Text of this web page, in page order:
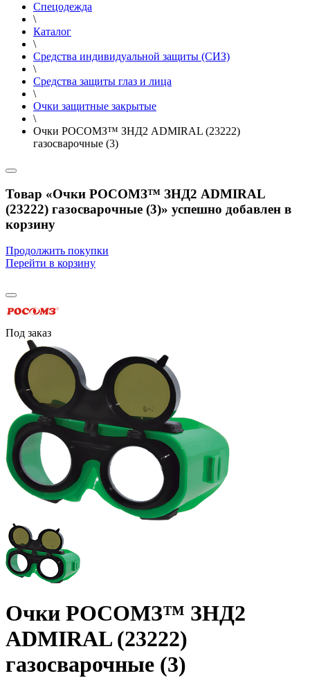
Спецодежда
\
Каталог
\
Средства индивидуальной защиты (СИЗ)
\
Средства защиты глаз и лица
\
Очки защитные закрытые
\
Очки РОСОМЗ™ ЗНД2 ADMIRAL (23222)
газосварочные (3)
Товар «Очки РОСОМЗ™ ЗНД2 ADMIRAL
(23222) газосварочные (3)» успешно добавлен в
корзину
Продолжить покупки
Перейти в корзину
Под заказ
Очки РОСОМЗ™ ЗНД2
ADMIRAL (23222)
газосварочные (3)